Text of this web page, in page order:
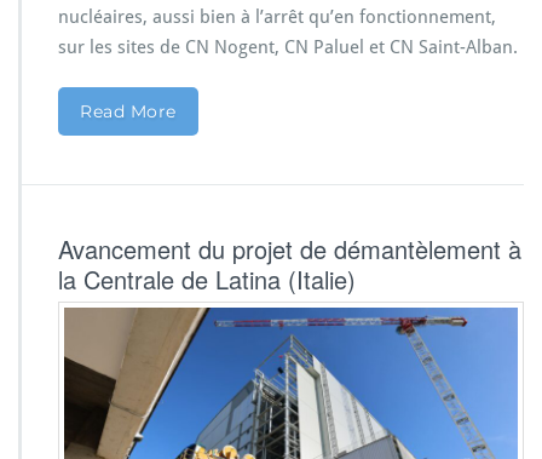
nucléaires, aussi bien à l’arrêt qu’en fonctionnement,
sur les sites de CN Nogent, CN Paluel et CN Saint-Alban.
Read More
Avancement du projet de démantèlement à
la Centrale de Latina (Italie)